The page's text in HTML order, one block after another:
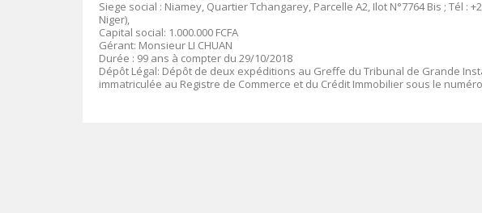
Siege social : Niamey, Quartier Tchangarey, Parcelle A2, Ilot N°7764 Bis ; Tél :
Niger),
Capital social: 1.000.000 FCFA
Gérant: Monsieur LI CHUAN
Durée : 99 ans à compter du 29/10/2018
Dépôt Légal: Dépôt de deux expéditions au Greffe du Tribunal de Grande
immatriculée au Registre de Commerce et du Crédit Immobilier sous le numéro